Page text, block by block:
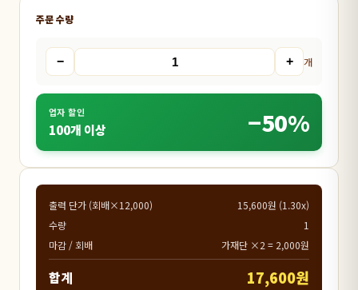
주문 수량
− + 개
업자 할인
100개 이상 −50%
출력 단가 (회배×12,000)
15,600원 (1.30x)
수량
1
마감 / 회배
가재단 ×2 = 2,000원
합계 17,600원